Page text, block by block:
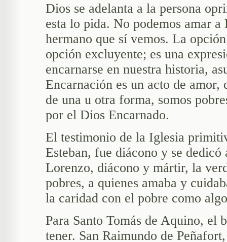
Dios se adelanta a la persona
esta lo pida. No podemos amar
hermano que sí vemos. La
opción excluyente; es una
encarnarse en nuestra historia,
Encarnación es un acto de amor,
de una u otra forma, somos
por el Dios Encarnado.
El testimonio de la Iglesia
Esteban, fue diácono y se dedicó
Lorenzo, diácono y mártir, la
pobres, a quienes amaba y
la caridad con el pobre como
Para Santo Tomás de Aquino, el
tener. San Raimundo de